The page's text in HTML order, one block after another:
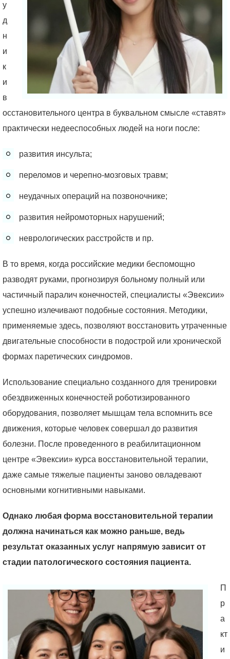
у
д
н
и
к
и
в
осстановительного центра в буквальном смысле «ставят»
практически недееспособных людей на ноги после:
развития инсульта;
переломов и черепно-мозговых травм;
неудачных операций на позвоночнике;
развития нейромоторных нарушений;
неврологических расстройств и пр.
В то время, когда российские медики беспомощно
разводят руками, прогнозируя больному полный или
частичный паралич конечностей, специалисты «Эвексии»
успешно излечивают подобные состояния. Методики,
применяемые здесь, позволяют восстановить утраченные
двигательные способности в подострой или хронической
формах паретических синдромов.
Использование специально созданного для тренировки
обездвиженных конечностей роботизированного
оборудования, позволяет мышцам тела вспомнить все
движения, которые человек совершал до развития
болезни. После проведенного в реабилитационном
центре «Эвексии» курса восстановительной терапии,
даже самые тяжелые пациенты заново овладевают
основными когнитивными навыками.
Однако любая форма восстановительной терапии
должна начинаться как можно раньше, ведь
результат оказанных услуг напрямую зависит от
стадии патологического состояния пациента.
П
р
а
кт
и